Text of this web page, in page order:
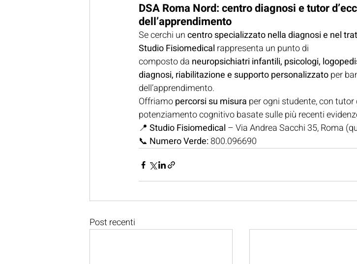
DSA Roma Nord: centro diagnosi e tutor
dell’apprendimento
Se cerchi un centro specializzato nella diagnosi e nel
Studio Fisiomedical rappresenta un punto di
composto da neuropsichiatri infantili, psicologi,
diagnosi, riabilitazione e supporto personalizzato per
dell’apprendimento.
Offriamo percorsi su misura per ogni studente, con
potenziamento cognitivo basate sulle più recenti
📍 Studio Fisiomedical – Via Andrea Sacchi 35, Roma
📞 Numero Verde: 800.096690
Post recenti